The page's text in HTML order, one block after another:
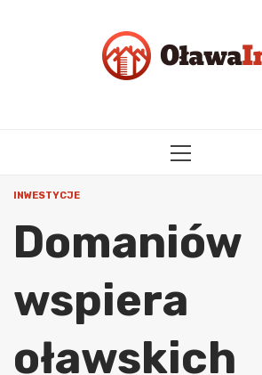
PRIMARY
INWESTYCJE
Domaniów
wspiera
oławskich